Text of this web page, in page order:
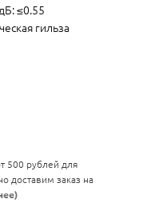
≤0.55
гильза
500 рублей для
доставим заказ на